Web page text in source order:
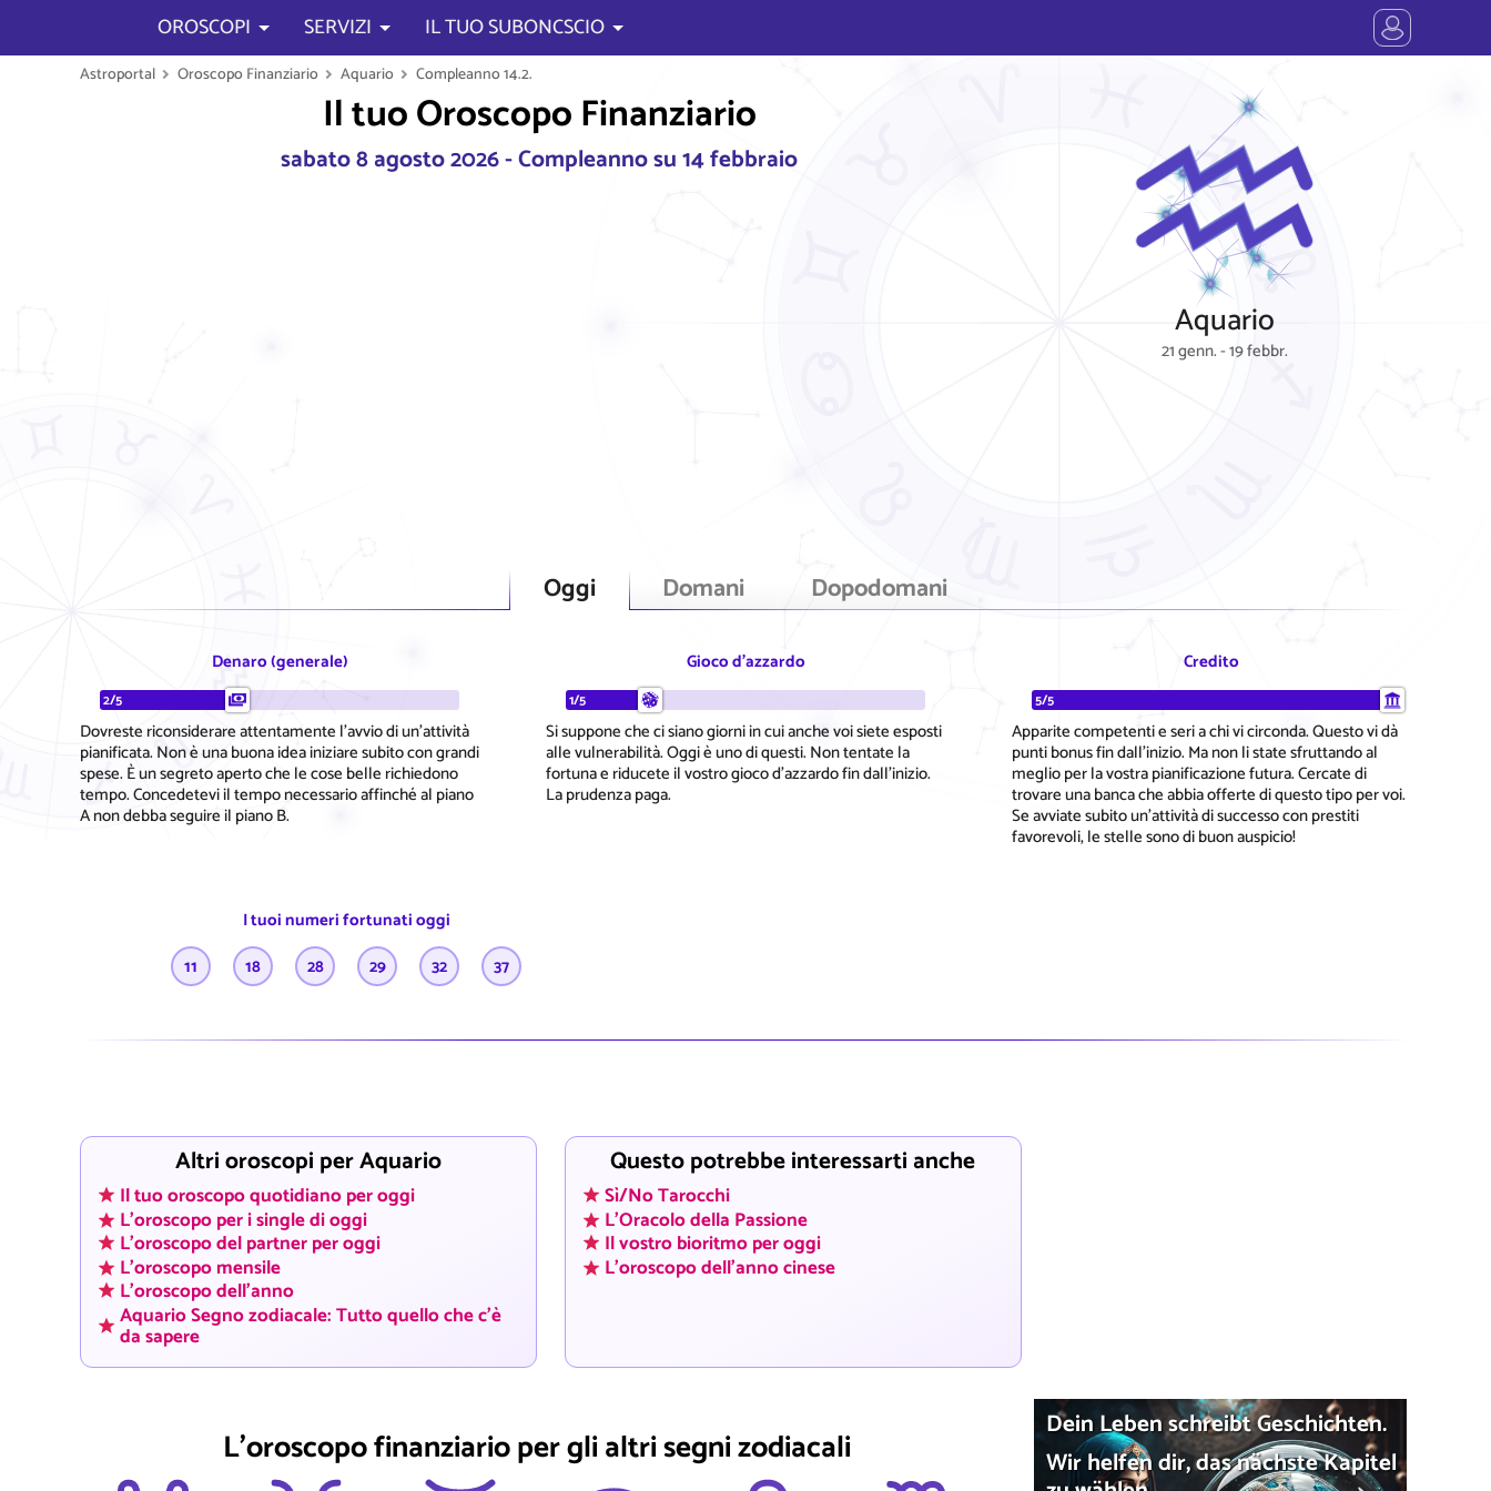
OROSCOPI SERVIZI IL TUO SUBONCSCIO
Astroportal Oroscopo Finanziario Aquario Compleanno 14.2.
Il tuo Oroscopo Finanziario
sabato 8 agosto 2026 - Compleanno su 14 febbraio
Aquario
21 genn. - 19 febbr.
Oggi Domani Dopodomani
Denaro (generale)
2/5
Dovreste riconsiderare attentamente l'avvio di un'attività
pianificata. Non è una buona idea iniziare subito con grandi
spese. È un segreto aperto che le cose belle richiedono
tempo. Concedetevi il tempo necessario affinché al piano
A non debba seguire il piano B.
Gioco d'azzardo
1/5
Si suppone che ci siano giorni in cui anche voi siete esposti
alle vulnerabilità. Oggi è uno di questi. Non tentate la
fortuna e riducete il vostro gioco d'azzardo fin dall'inizio.
La prudenza paga.
Credito
5/5
Apparite competenti e seri a chi vi circonda. Questo vi dà
punti bonus fin dall'inizio. Ma non li state sfruttando al
meglio per la vostra pianificazione futura. Cercate di
trovare una banca che abbia offerte di questo tipo per voi.
Se avviate subito un'attività di successo con prestiti
favorevoli, le stelle sono di buon auspicio!
I tuoi numeri fortunati oggi
11
18 28 29 32 37
Altri oroscopi per Aquario
Il tuo oroscopo quotidiano per oggi
L'oroscopo per i single di oggi
L'oroscopo del partner per oggi
L'oroscopo mensile
L'oroscopo dell'anno
Aquario Segno zodiacale: Tutto quello che c'è
da sapere
Questo potrebbe interessarti anche
Sì/No Tarocchi
L'Oracolo della Passione
Il vostro bioritmo per oggi
L'oroscopo dell'anno cinese
L'oroscopo finanziario per gli altri segni zodiacali
Dein Leben schreibt Geschichten.
Wir helfen dir, das nächste Kapitel